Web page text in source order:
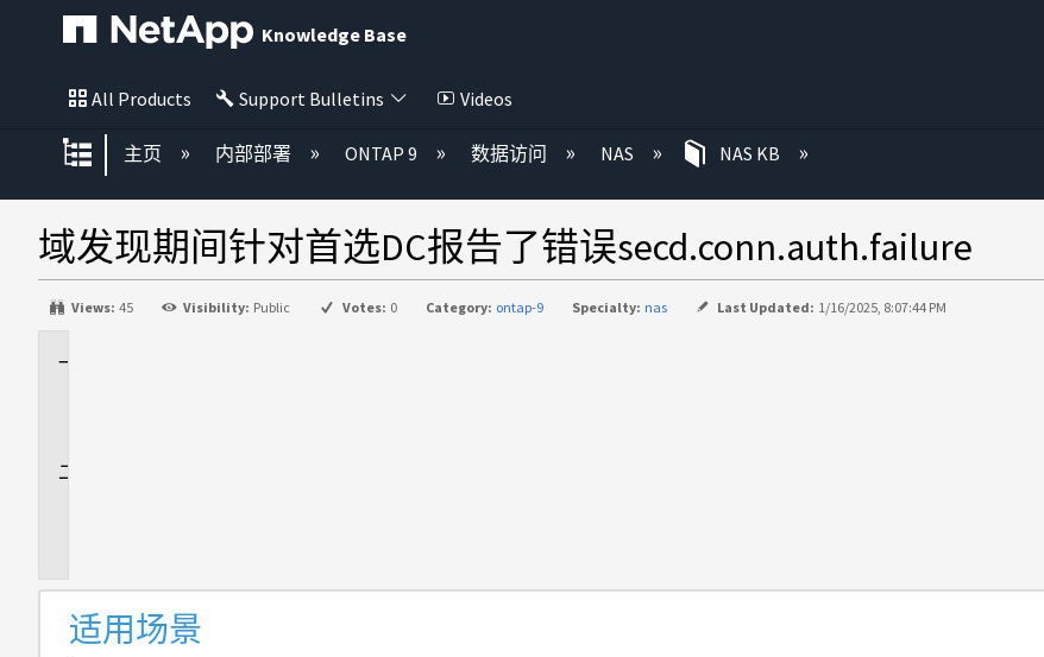
Knowledge Base
All Products Support Bulletins Videos
扩展/隐缩全局层次
主页 内部部署 ONTAP 9 数据访问 NAS NAS KB
域发现期间针对首选DC报告了错误secd.conn.auth.failure
Views: 45 Visibility: Public Votes: 0 Category: ontap-9 Specialty: nas Last Updated: 1/16/2025, 8:07:44 PM
适用场景